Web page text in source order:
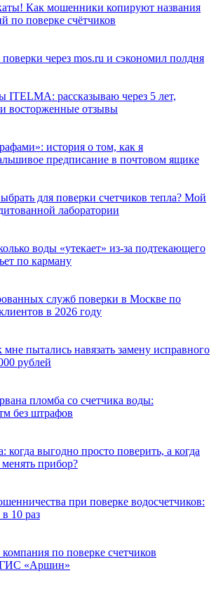
Как мошенники копируют названия
по поверке счётчиков
через mos.ru и сэкономил полдня
ITELMA: рассказываю через 5 лет,
восторженные отзывы
история о том, как я
предписание в почтовом ящике
для поверки счетчиков тепла? Мой
лаборатории
воды «утекает» из-за подтекающего
по карману
служб поверки в Москве по
в 2026 году
пытались навязать замену исправного
рублей
пломба со счетчика воды:
без штрафов
когда выгодно просто поверить, а когда
прибор?
при поверке водосчетчиков:
10 раз
по поверке счетчиков
«Аршин»